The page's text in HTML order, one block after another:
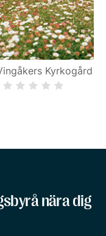
Kyrkogård
nära dig